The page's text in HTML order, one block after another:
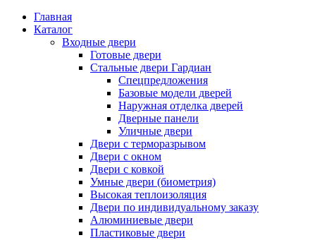
Главная
Каталог
Входные двери
Готовые двери
Стальные двери Гардиан
Спецпредложения
Базовые модели дверей
Наружная отделка дверей
Дверные панели
Уличные двери
Двери с терморазрывом
Двери с окном
Двери с ковкой
Умные двери (биометрия)
Высокая теплоизоляция
Двери по индивидуальному заказу
Алюминиевые двери
Пластиковые двери